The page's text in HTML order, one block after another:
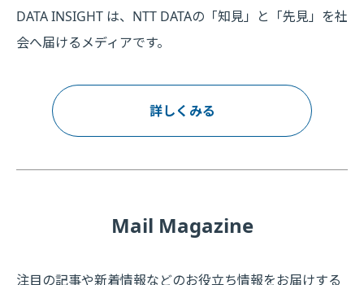
DATA INSIGHT は、NTT DATAの「知見」と「先見」を社
会へ届けるメディアです。
詳しくみる
Mail Magazine
注目の記事や新着情報などのお役立ち情報をお届けする